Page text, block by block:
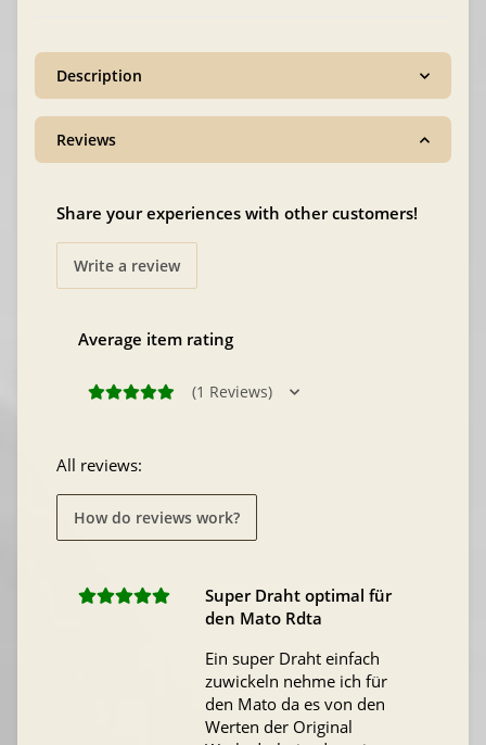
Description
Reviews
Average item rating
(1 Reviews)
Share your experiences with other customers!
Write a review
All reviews:
How do reviews work?
Super Draht optimal für
den Mato Rdta
Ein super Draht einfach
zuwickeln nehme ich für
den Mato da es von den
Werten der Original